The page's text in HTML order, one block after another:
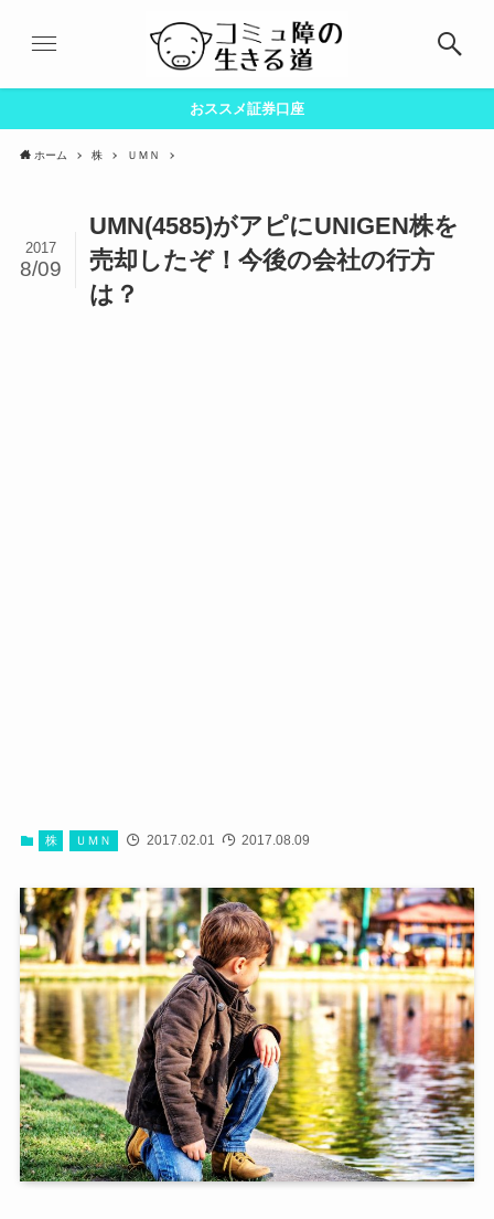
おススメ証券口座
ホーム 株 ＵＭＮ
UMN(4585)がアピにUNIGEN株を
売却したぞ！今後の会社の行方
は？
2017
8/09
株 ＵＭＮ 2017.02.01 2017.08.09